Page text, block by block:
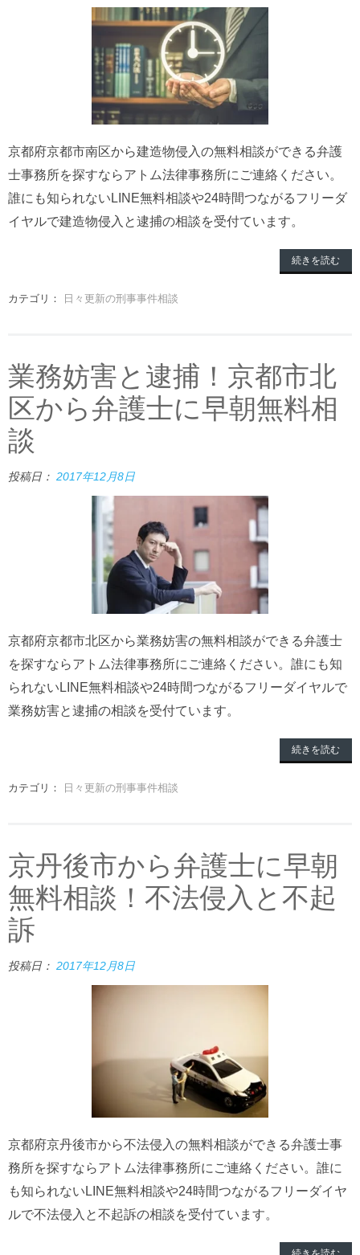
京都府京都市南区から建造物侵入の無料相談ができる弁護
士事務所を探すならアトム法律事務所にご連絡ください。
誰にも知られないLINE無料相談や24時間つながるフリーダ
イヤルで建造物侵入と逮捕の相談を受付ています。
続きを読む
カテゴリ： 日々更新の刑事事件相談
業務妨害と逮捕！京都市北
区から弁護士に早朝無料相
談
投稿日： 2017年12月8日
京都府京都市北区から業務妨害の無料相談ができる弁護士
を探すならアトム法律事務所にご連絡ください。誰にも知
られないLINE無料相談や24時間つながるフリーダイヤルで
業務妨害と逮捕の相談を受付ています。
続きを読む
カテゴリ： 日々更新の刑事事件相談
京丹後市から弁護士に早朝
無料相談！不法侵入と不起
訴
投稿日： 2017年12月8日
京都府京丹後市から不法侵入の無料相談ができる弁護士事
務所を探すならアトム法律事務所にご連絡ください。誰に
も知られないLINE無料相談や24時間つながるフリーダイヤ
ルで不法侵入と不起訴の相談を受付ています。